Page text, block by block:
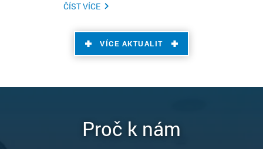
ČÍST VÍCE
VÍCE AKTUALIT
Proč k nám